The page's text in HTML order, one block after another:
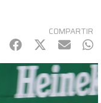
COMPARTIR
Facebook
Twitter
mail